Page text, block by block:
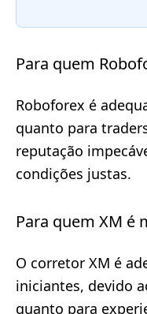
Para quem
Roboforex é
quanto para
reputação
condições justas.
Para quem XM é
O corretor XM é
iniciantes, devido
quanto para